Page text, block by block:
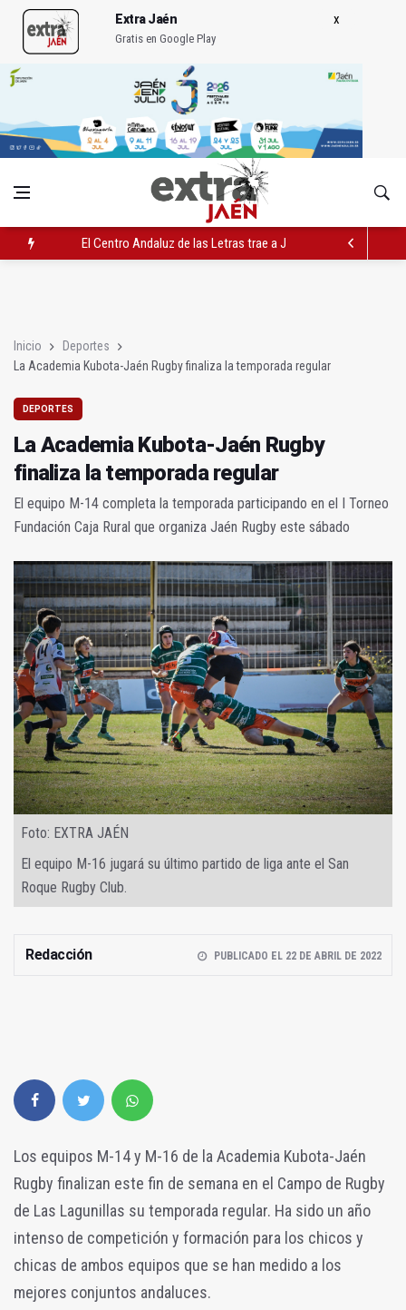
Extra Jaén
Gratis en Google Play
El Centro Andaluz de las Letras trae a Jaén al filósofo Omar
Inicio
Deportes
La Academia Kubota-Jaén Rugby finaliza la temporada regular
DEPORTES
La Academia Kubota-Jaén Rugby
finaliza la temporada regular
El equipo M-14 completa la temporada participando en el I Torneo
Fundación Caja Rural que organiza Jaén Rugby este sábado
Foto: EXTRA JAÉN
El equipo M-16 jugará su último partido de liga ante el San
Roque Rugby Club.
Redacción PUBLICADO EL 22 DE ABRIL DE 2022
Los equipos M-14 y M-16 de la Academia Kubota-Jaén
Rugby finalizan este fin de semana en el Campo de Rugby
de Las Lagunillas su temporada regular. Ha sido un año
intenso de competición y formación para los chicos y
chicas de ambos equipos que se han medido a los
mejores conjuntos andaluces.